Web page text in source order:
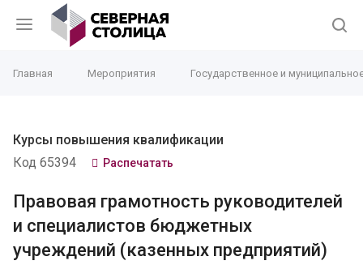
Главная Мероприятия Государственное и
Курсы повышения квалификации
Код 65394
Распечатать
Правовая грамотность руководителей
и специалистов бюджетных
учреждений (казенных предприятий)